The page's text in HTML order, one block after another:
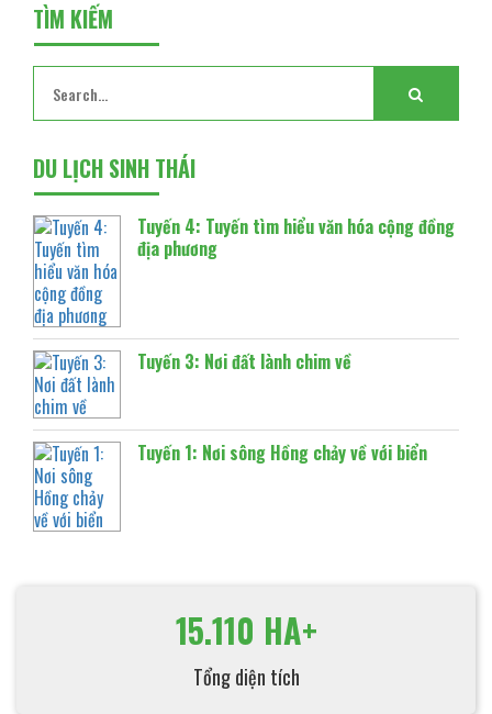
TÌM KIẾM
DU LỊCH SINH THÁI
Tuyến 4: Tuyến tìm hiểu văn hóa cộng đồng
địa phương
Tuyến 3: Nơi đất lành chim về
Tuyến 1: Nơi sông Hồng chảy về với biển
15.110 HA+
Tổng diện tích